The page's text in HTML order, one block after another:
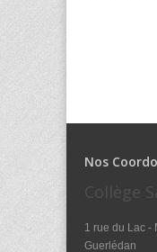
Nos
Collège
1 rue du Lac -
Guerlédan